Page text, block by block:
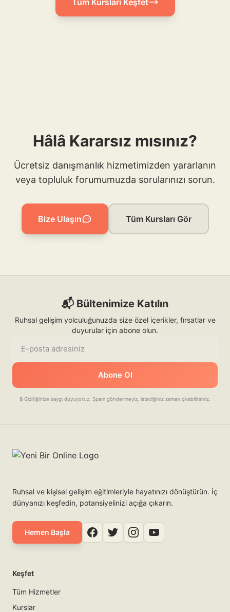
Tüm Kursları Keşfet
Hâlâ Kararsız mısınız?
Ücretsiz danışmanlık hizmetimizden yararlanın
veya topluluk forumumuzda sorularınızı sorun.
Bize Ulaşın Tüm Kursları Gör
📬 Bültenimize Katılın
Ruhsal gelişim yolculuğunuzda size özel içerikler, fırsatlar ve
duyurular için abone olun.
Abone Ol
🔒 Gizliliğinize saygı duyuyoruz. Spam göndermeyiz, istediğiniz zaman çıkabilirsiniz.
Ruhsal ve kişisel gelişim eğitimleriyle hayatınızı dönüştürün. İç
dünyanızı keşfedin, potansiyelinizi açığa çıkarın.
Hemen Başla
Keşfet
Tüm Hizmetler
Kurslar